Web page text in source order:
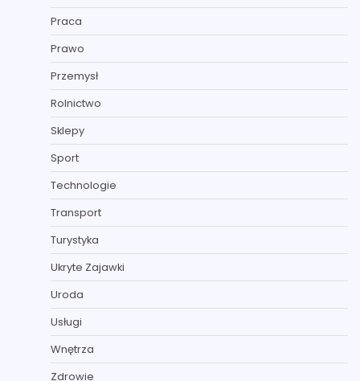
Praca
Prawo
Przemysł
Rolnictwo
Sklepy
Sport
Technologie
Transport
Turystyka
Ukryte Zajawki
Uroda
Usługi
Wnętrza
Zdrowie